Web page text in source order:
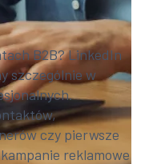
B2B? LinkedIn
szczególnie w
czy pierwsze
reklamowe